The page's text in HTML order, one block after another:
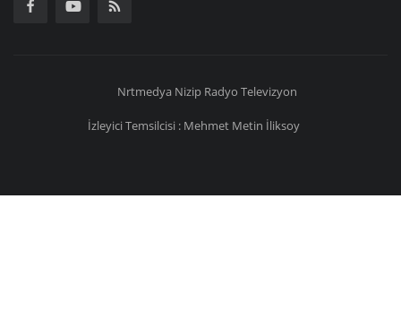
Nrtmedya Nizip Radyo Televizyon
İzleyici Temsilcisi : Mehmet Metin İliksoy